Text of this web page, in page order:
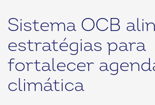
Sistema OCB
estratégias para
fortalecer
climática